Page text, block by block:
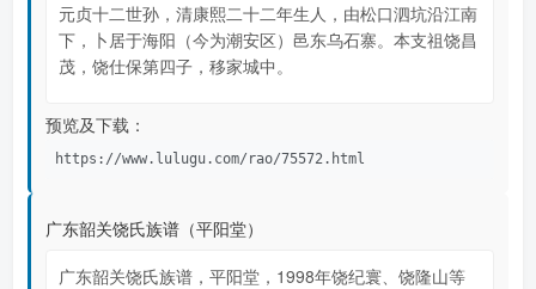
元贞十二世孙，清康熙二十二年生人，由松口泗坑沿江南
下，卜居于海阳（今为潮安区）邑东乌石寨。本支祖饶昌
茂，饶仕保第四子，移家城中。
预览及下载：
https://www.lulugu.com/rao/75572.html
广东韶关饶氏族谱（平阳堂）
广东韶关饶氏族谱，平阳堂，1998年饶纪寰、饶隆山等